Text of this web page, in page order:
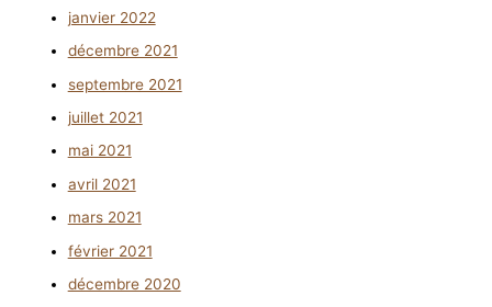
janvier 2022
décembre 2021
septembre 2021
juillet 2021
mai 2021
avril 2021
mars 2021
février 2021
décembre 2020